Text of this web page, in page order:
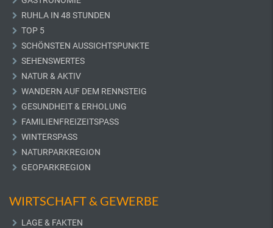
RUHLA IN 48 STUNDEN
TOP 5
SCHÖNSTEN AUSSICHTSPUNKTE
SEHENSWERTES
NATUR & AKTIV
WANDERN AUF DEM RENNSTEIG
GESUNDHEIT & ERHOLUNG
FAMILIENFREIZEITSPASS
WINTERSPASS
NATURPARKREGION
GEOPARKREGION
WIRTSCHAFT & GEWERBE
LAGE & FAKTEN